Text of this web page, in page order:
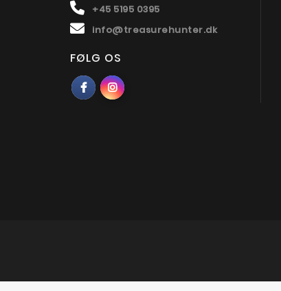
+45 5195 0395
info@treasurehunter.dk
FØLG OS